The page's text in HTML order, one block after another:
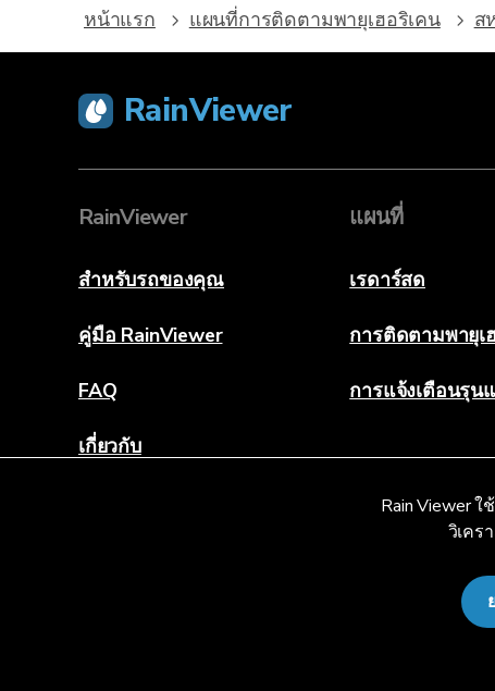
Rain Viewer
วิเคร
หน้าแรก แผนที่การติดตามพายุเฮอริเคน ส
RainViewer
RainViewer
สำหรับรถของคุณ
คู่มือ RainViewer
FAQ
เกี่ยวกับ
แผนที่
เรดาร์สด
การติดตามพายุเ
การแจ้งเตือนรุน